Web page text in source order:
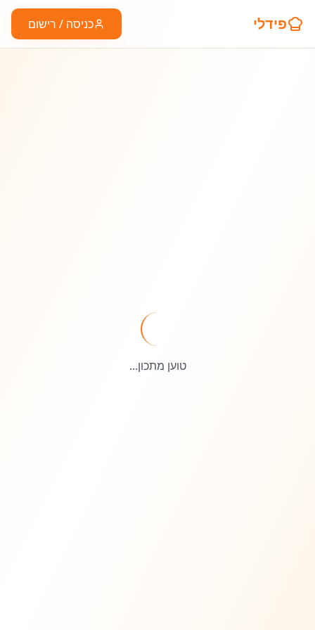
פידלי כניסה / רישום
טוען מתכון...